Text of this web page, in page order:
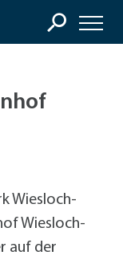
Wiesloch-
Wiesloch-
auf der